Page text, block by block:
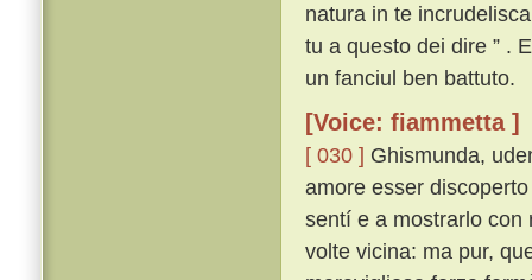
natura in te
tu a questo dei dire ” .
un fanciul ben battuto.
[Voice: fiammetta ]
[ 030 ] Ghismunda,
amore esser
sentí e a mostrarlo con
volte vicina: ma pur,